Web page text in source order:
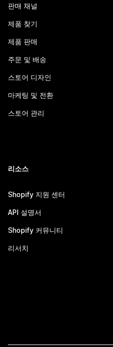
판매 채널
제품 찾기
제품 판매
주문 및 배송
스토어 디자인
마케팅 및 전환
스토어 관리
리소스
Shopify 지원 센터
API 설명서
Shopify 커뮤니티
리서치